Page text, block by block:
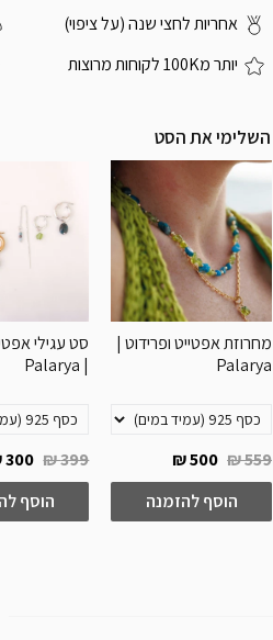
אחריות לחצי שנה (על ציפוי)
יותר מ100K לקוחות מרוצות
השלימי את הסט
מחרוזת אפטייט ופרידוט |
Palarya
500 ₪
559 ₪
הוסף להזמנה
סט עגילי
| Palarya
300 ₪
399 ₪
הוסף